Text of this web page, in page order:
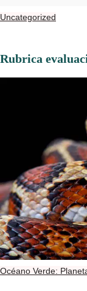
Uncategorized
Rubrica
Océano Verde: